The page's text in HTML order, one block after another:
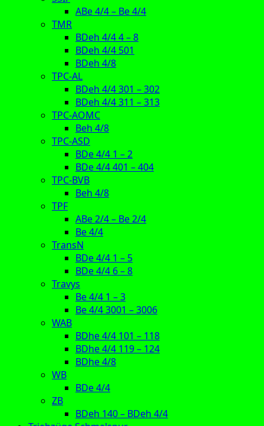
ABe 4/4 – Be 4/4
TMR
BDeh 4/4 4 – 8
BDeh 4/4 501
BDeh 4/8
TPC-AL
BDeh 4/4 301 – 302
BDeh 4/4 311 – 313
TPC-AOMC
Beh 4/8
TPC-ASD
BDe 4/4 1 – 2
BDe 4/4 401 – 404
TPC-BVB
Beh 4/8
TPF
ABe 2/4 – Be 2/4
Be 4/4
TransN
BDe 4/4 1 – 5
BDe 4/4 6 – 8
Travys
Be 4/4 1 – 3
Be 4/4 3001 – 3006
WAB
BDhe 4/4 101 – 118
BDhe 4/4 119 – 124
BDhe 4/8
WB
BDe 4/4
ZB
BDeh 140 – BDeh 4/4